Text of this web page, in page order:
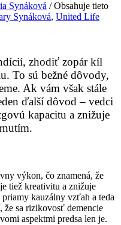
Synáková / Obsahuje tieto
Synáková, United Life
zhodiť zopár kíl
To sú bežné dôvody,
Ak vám však stále
ďalší dôvod – vedci
kapacitu a znižuje
výkon, čo znamená, že
tiež kreativitu a znižuje
kauzálny vzťah a teda
že sa rizikovosť demencie
aspektmi predsa len je.